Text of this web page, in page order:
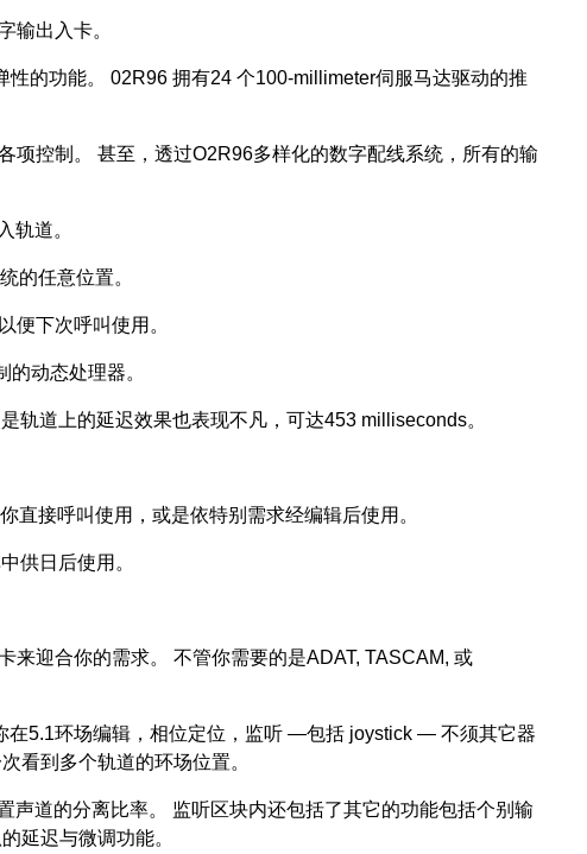
输出入卡。
的功能。 02R96 拥有24 个100-millimeter伺服马达驱动的推
控制。 甚至，透过O2R96多样化的数字配线系统，所有的输
轨道。
的任意位置。
便下次呼叫使用。
动态处理器。
轨道上的延迟效果也表现不凡，可达453 milliseconds。
直接呼叫使用，或是依特别需求经编辑后使用。
供日后使用。
迎合你的需求。 不管你需要的是ADAT, TASCAM, 或
在5.1环场编辑，相位定位，监听 —包括 joystick — 不须其它器
看到多个轨道的环场位置。
道的分离比率。 监听区块内还包括了其它的功能包括个别输
延迟与微调功能。